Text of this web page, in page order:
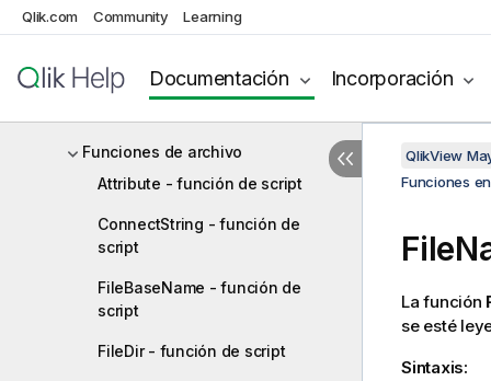
Qlik.com Community Learning
Documentación Incorporación
logarítmicas
Funciones de archivo
Attribute - función de script
ConnectString - función de
script
FileBaseName - función de
script
FileDir - función de script
QlikView
Funciones
La función
se esté
Sintaxis: